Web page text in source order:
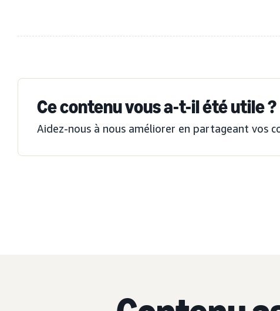
Ce contenu vous a-t-il été utile ?
Aidez-nous à nous améliorer en partageant vos